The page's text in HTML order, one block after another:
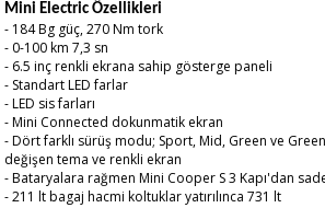
Mini Electric Özellikleri
- 184 Bg güç, 270 Nm tork
- 0-100 km 7,3 sn
- 6.5 inç renkli ekrana sahip gösterge paneli
- Standart LED farlar
- LED sis farları
- Mini Connected dokunmatik ekran
- Dört farklı sürüş modu; Sport, Mid, Green ve
değişen tema ve renkli ekran
- Bataryalara rağmen Mini Cooper S 3 Kapı'dan
- 211 lt bagaj hacmi koltuklar yatırılınca 731 lt